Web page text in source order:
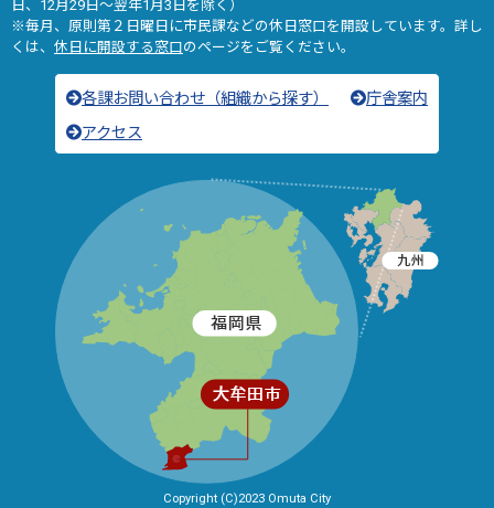
日、12月29日～翌年1月3日を除く）
※毎月、原則第２日曜日に市民課などの休日窓口を開設しています。詳し
くは、 休日に開設する窓口のページをご覧ください。
各課お問い合わせ（組織から探す）
庁舎案内
アクセス
Copyright (C)2023 Omuta City